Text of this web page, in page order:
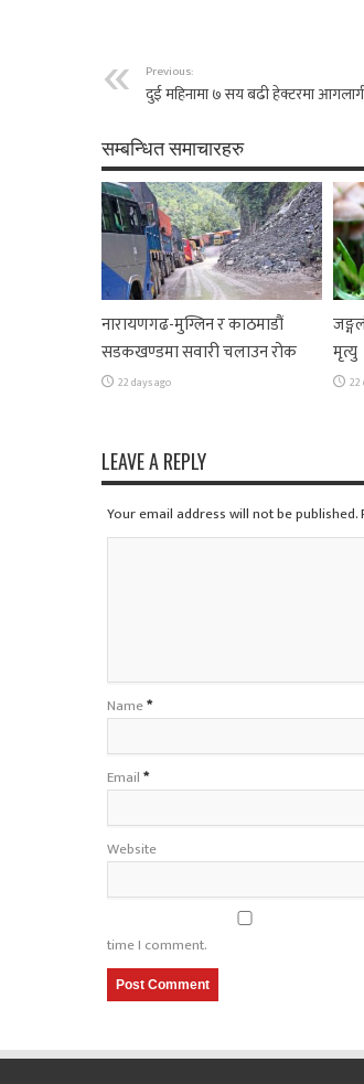
Previous:
दुई महिनामा ७ सय बढी हेक्टरमा
सम्बन्धित समाचारहरु
नारायणगढ-मुग्लिन र काठमाडौं
सडकखण्डमा सवारी चलाउन रोक
22 days ago
मृत्यु
22
LEAVE A REPLY
Your email address will not be
Name*
Email*
Website
time I comment.